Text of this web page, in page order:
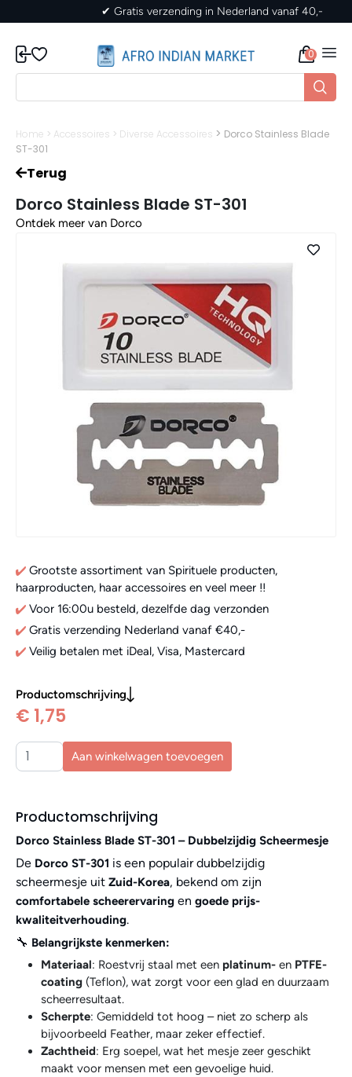
✔ Gratis verzending in Nederland vanaf 40,-
0
Home > Accessoires > Diverse Accessoires > Dorco Stainless Blade
ST-301
Terug
Dorco Stainless Blade ST-301
Ontdek meer van Dorco
Grootste assortiment van Spirituele producten,
haarproducten, haar accessoires en veel meer !!
Voor 16:00u besteld, dezelfde dag verzonden
Gratis verzending Nederland vanaf €40,-
Veilig betalen met iDeal, Visa, Mastercard
Productomschrijving
€ 1,75
Aan winkelwagen toevoegen
Productomschrijving
Dorco Stainless Blade ST-301 – Dubbelzijdig Scheermesje
De Dorco ST-301 is een populair dubbelzijdig
scheermesje uit Zuid-Korea, bekend om zijn
comfortabele scheerervaring en goede prijs-
kwaliteitverhouding.
🔧 Belangrijkste kenmerken:
Materiaal: Roestvrij staal met een platinum- en PTFE-
coating (Teflon), wat zorgt voor een glad en duurzaam
scheerresultaat.
Scherpte: Gemiddeld tot hoog – niet zo scherp als
bijvoorbeeld Feather, maar zeker effectief.
Zachtheid: Erg soepel, wat het mesje zeer geschikt
maakt voor mensen met een gevoelige huid.